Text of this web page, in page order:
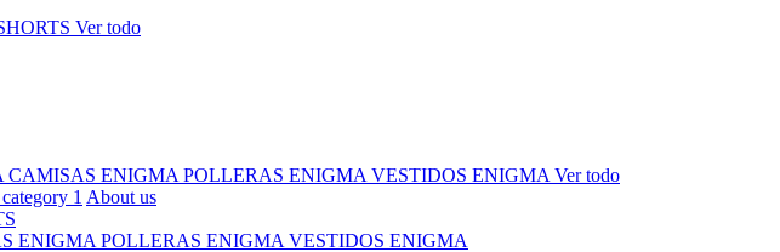
Ver todo
CAMISAS ENIGMA POLLERAS ENIGMA VESTIDOS ENIGMA Ver todo
About us
ENIGMA POLLERAS ENIGMA VESTIDOS ENIGMA